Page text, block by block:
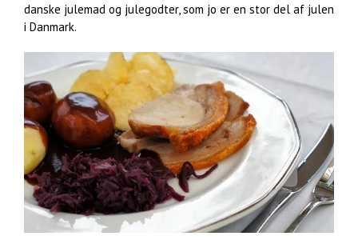
danske julemad og julegodter, som jo er en stor del af julen
i Danmark.